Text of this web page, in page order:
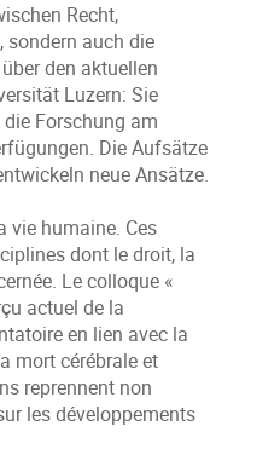
Recht,
sondern auch die
den aktuellen
Luzern: Sie
Forschung am
Die Aufsätze
neue Ansätze.
vie humaine. Ces
dont le droit, la
Le colloque «
actuel de la
en lien avec la
mort cérébrale et
reprennent non
les développements